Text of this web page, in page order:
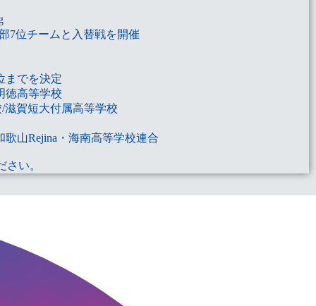
7位チームと入替戦を開催
までを決定
徳高等学校
賀短大付属高等学校
山Rejina・海南高等学校連合
い。